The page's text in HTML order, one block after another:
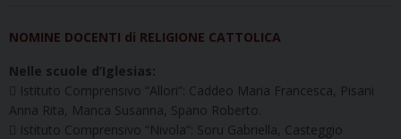
NOMINE DOCENTI di RELIGIONE CATTOLICA
Nelle scuole d’Iglesias:
 Istituto Comprensivo “Allori”: Caddeo Maria Francesca, Pisani
Anna Rita, Manca Susanna, Spano Roberto.
 Istituto Comprensivo “Nivola”: Soru Gabriella, Casteggio